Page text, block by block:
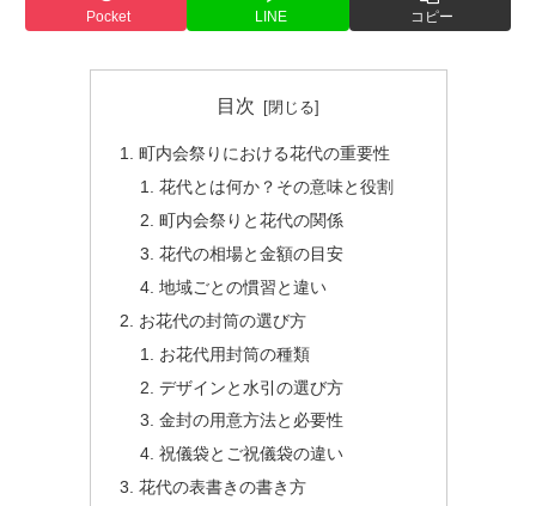
Pocket LINE コピー
目次
町内会祭りにおける花代の重要性
花代とは何か？その意味と役割
町内会祭りと花代の関係
花代の相場と金額の目安
地域ごとの慣習と違い
お花代の封筒の選び方
お花代用封筒の種類
デザインと水引の選び方
金封の用意方法と必要性
祝儀袋とご祝儀袋の違い
花代の表書きの書き方